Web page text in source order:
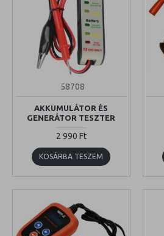
58708
AKKUMULÁTOR ÉS
GENERÁTOR TESZTER
2 990 Ft
KOSÁRBA TESZEM